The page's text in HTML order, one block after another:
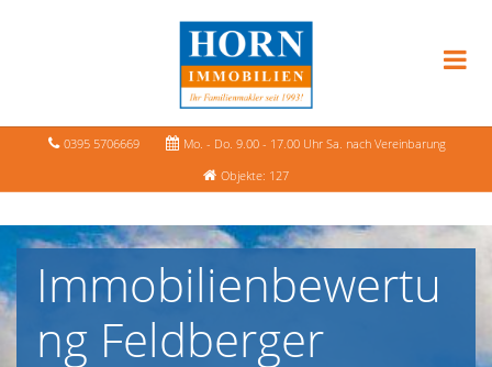
0395 5706669
Mo. - Do. 9.00 - 17.00 Uhr Sa. nach Vereinbarung
Objekte: 127
Immobilienbewertu
ng Feldberger